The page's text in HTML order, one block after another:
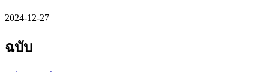
2024-12-27
ฉบับ